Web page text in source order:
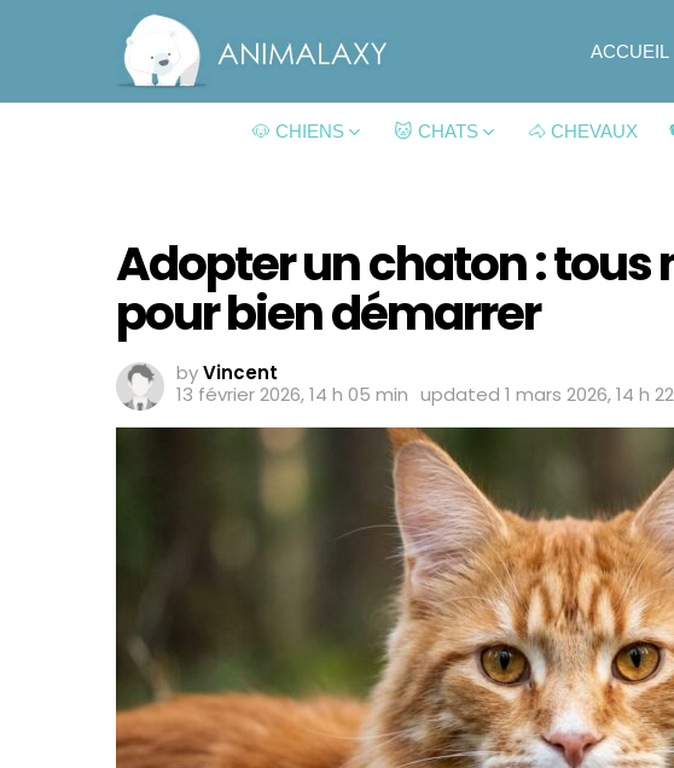
ACCUEIL
🐶 CHIENS 🐱 CHATS 🐴 CHEVAUX
Adopter un chaton : tous
pour bien démarrer
byVincent
13 février 2026, 14 h 05 min updated 1 mars 2026, 14 h